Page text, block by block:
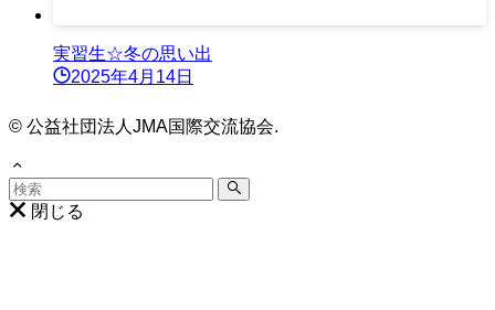
実習生☆冬の思い出
2025年4月14日
© 公益社団法人JMA国際交流協会.
閉じる